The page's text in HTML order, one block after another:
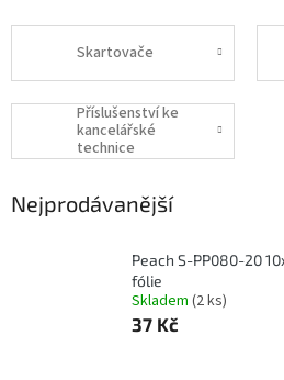
Skartovače
Příslušenství ke
kancelářské
technice
Nejprodávanější
Peach S-PP080-20
fólie
Skladem (2 ks)
37 Kč